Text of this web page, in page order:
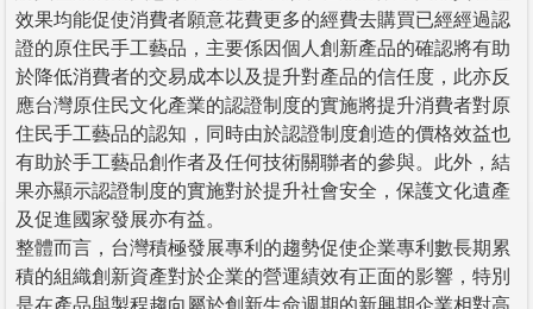
效果均能促使消費者願意花費更多的經費去購買已經經過認
證的原住民手工藝品，主要係因個人創新產品的確認將有助
於降低消費者的交易成本以及提升對產品的信任度，此亦反
應台灣原住民文化產業的認證制度的實施將提升消費者對原
住民手工藝品的認知，同時由於認證制度創造的價格效益也
有助於手工藝品創作者及任何技術關聯者的參與。此外，結
果亦顯示認證制度的實施對於提升社會安全，保護文化遺產
及促進國家發展亦有益。
整體而言，台灣積極發展專利的趨勢促使企業專利數長期累
積的組織創新資產對於企業的營運績效有正面的影響，特別
是在產品與製程趨向屬於創新生命週期的新興期企業相對高